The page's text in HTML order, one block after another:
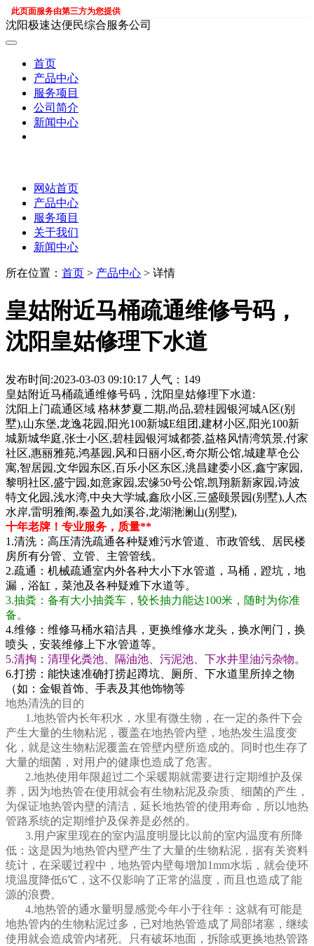
此页面服务由第三方为您提供
沈阳极速达便民综合服务公司
首页
产品中心
服务项目
公司简介
新闻中心
网站首页
产品中心
服务项目
关于我们
新闻中心
所在位置： 首页 > 产品中心 > 详情
皇姑附近马桶疏通维修号码，
沈阳皇姑修理下水道
发布时间:2023-03-03 09:10:17 人气：149
皇姑附近马桶疏通维修号码，沈阳皇姑修理下水道:
沈阳上门疏通区域 格林梦夏二期,尚品,碧桂园银河城A区(别
墅),山东堡,龙逸花园,阳光100新城E组团,建材小区,阳光100新
城新城华庭,张士小区,碧桂园银河城都荟,益格风情湾筑景,付家
社区,惠丽雅苑,鸿基园,风和日丽小区,奇尔斯公馆,城建草仓公
寓,智居园,文华园东区,百乐小区东区,洮昌建委小区,鑫宁家园,
黎明社区,盛宁园,如意家园,宏缘50号公馆,凯翔新新家园,诗波
特文化园,浅水湾,中央大学城,鑫欣小区,三盛颐景园(别墅),人杰
水岸,雷明雅阁,泰盈九如溪谷,龙湖滟澜山(别墅),
十年老牌！专业服务，质量**
1.清洗：高压清洗疏通各种疑难污水管道、市政管线、居民楼
房所有分管、立管、主管管线。
2.疏通：机械疏通室内外各种大小下水管道，马桶，蹬坑，地
漏，浴缸，菜池及各种疑难下水道等。
3.抽粪：备有大小抽粪车，较长抽力能达100米，随时为你准
备。
4.维修：维修马桶水箱洁具，更换维修水龙头，换水闸门，换
喷头，安装维修上下水管道等。
5.清掏：清理化粪池、隔油池、污泥池、下水井里油污杂物。
6.打捞：能快速准确打捞起蹲坑、厕所、下水道里所掉之物
（如：金银首饰、手表及其他饰物等
地热清洗的目的
1.地热管内长年积水，水里有微生物，在一定的条件下会
产生大量的生物粘泥，覆盖在地热管内壁，地热发生温度变
化，就是这生物粘泥覆盖在管壁内壁所造成的。同时也生存了
大量的细菌，对用户的健康也造成了危害。
2.地热使用年限超过二个采暖期就需要进行定期维护及保
养，因为地热管在使用就会有生物粘泥及杂质、细菌的产生，
为保证地热管内壁的清洁，延长地热管的使用寿命，所以地热
管路系统的定期维护及保养是必然的。
3.用户家里现在的室内温度明显比以前的室内温度有所降
低：这是因为地热管内壁产生了大量的生物粘泥，据有关资料
统计，在采暖过程中，地热管内壁每增加1mm水垢，就会使环
境温度降低6℃，这不仅影响了正常的温度，而且也造成了能
源的浪费。
4.地热管的通水量明显感觉今年小于往年：这就有可能是
地热管内的生物粘泥过多，已对地热管造成了局部堵塞，继续
使用就会造成管内堵死。只有破坏地面，拆除或更换地热管路